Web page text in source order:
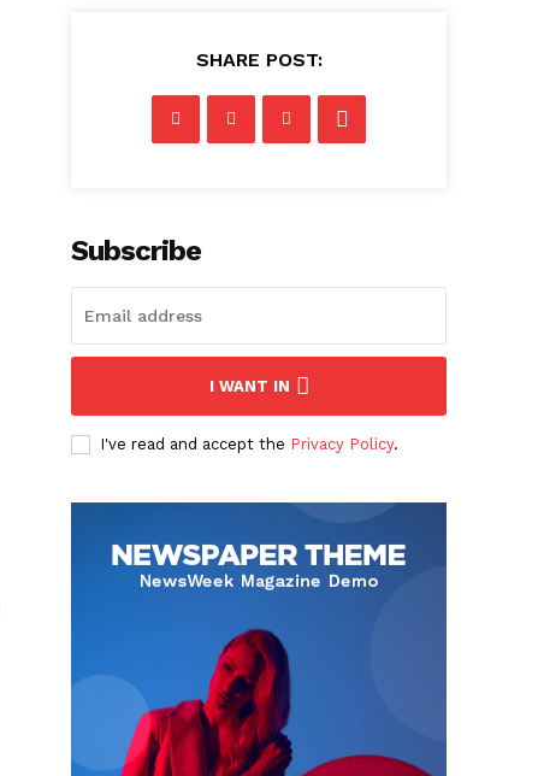
SHARE POST:
Subscribe
I WANT IN
I've read and accept the Privacy Policy.